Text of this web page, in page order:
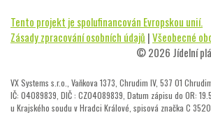
Tento projekt je spolufinancován Evropskou unií.
Zásady zpracování osobních údajů |Všeobecné
© 2026 Jídelní
VX Systems s.r.o., Vaňkova 1373, Chrudim IV, 537 01
IČ: 04089839, DIČ : CZ04089839, Datum zápisu do OR:
u Krajského soudu v Hradci Králové, spisová značka C